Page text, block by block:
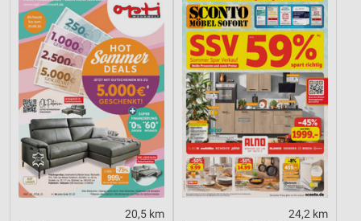
20,5 km 24,2 km